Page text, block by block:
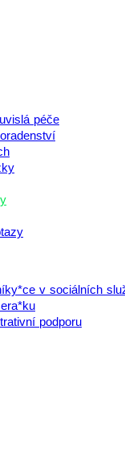
péče
v sociálních
podporu